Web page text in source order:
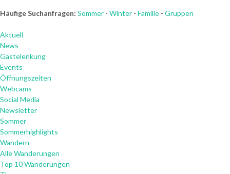
Häufige Suchanfragen: Sommer - Winter - Familie - Gruppen
Aktuell
News
Gästelenkung
Events
Öffnungszeiten
Webcams
Social Media
Newsletter
Sommer
Sommerhighlights
Wandern
Alle Wanderungen
Top 10 Wanderungen